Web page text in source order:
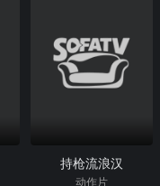
持枪流浪汉
动作片